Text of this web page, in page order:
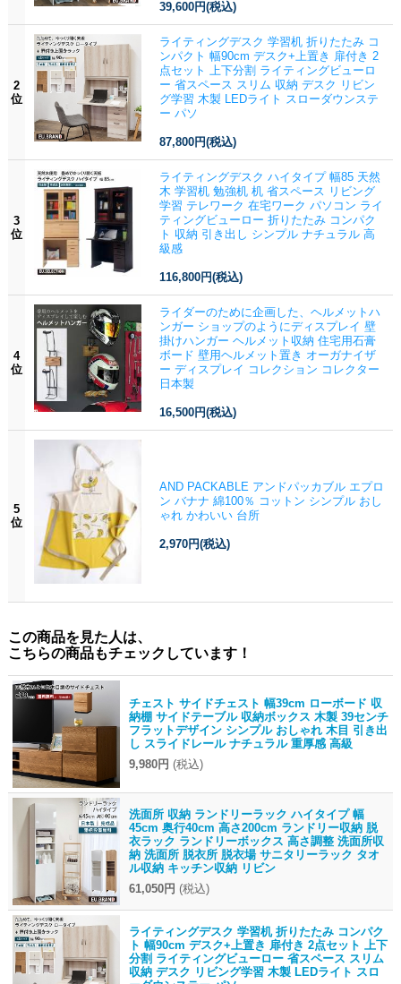
39,600円(税込)
2
位
ライティングデスク 学習机 折りたたみ コ
ンパクト 幅90cm デスク+上置き 扉付き 2
点セット 上下分割 ライティングビューロ
ー 省スペース スリム 収納 デスク リビン
グ学習 木製 LEDライト スローダウンステ
ー パソ
87,800円(税込)
3
位
ライティングデスク ハイタイプ 幅85 天然
木 学習机 勉強机 机 省スペース リビング
学習 テレワーク 在宅ワーク パソコン ライ
ティングビューロー 折りたたみ コンパク
ト 収納 引き出し シンプル ナチュラル 高
級感
116,800円(税込)
4
位
ライダーのために企画した、ヘルメットハ
ンガー ショップのようにディスプレイ 壁
掛けハンガー ヘルメット収納 住宅用石膏
ボード 壁用ヘルメット置き オーガナイザ
ー ディスプレイ コレクション コレクター
日本製
16,500円(税込)
5
位
AND PACKABLE アンドパッカブル エプロ
ン バナナ 綿100％ コットン シンプル おし
ゃれ かわいい 台所
2,970円(税込)
この商品を見た人は、
こちらの商品もチェックしています！
チェスト サイドチェスト 幅39cm ローボード 収
納棚 サイドテーブル 収納ボックス 木製 39センチ
フラットデザイン シンプル おしゃれ 木目 引き出
し スライドレール ナチュラル 重厚感 高級
9,980円 (税込)
洗面所 収納 ランドリーラック ハイタイプ 幅
45cm 奥行40cm 高さ200cm ランドリー収納 脱
衣ラック ランドリーボックス 高さ調整 洗面所収
納 洗面所 脱衣所 脱衣場 サニタリーラック タオ
ル収納 キッチン収納 リビン
61,050円 (税込)
ライティングデスク 学習机 折りたたみ コンパク
ト 幅90cm デスク+上置き 扉付き 2点セット 上下
分割 ライティングビューロー 省スペース スリム
収納 デスク リビング学習 木製 LEDライト スロ